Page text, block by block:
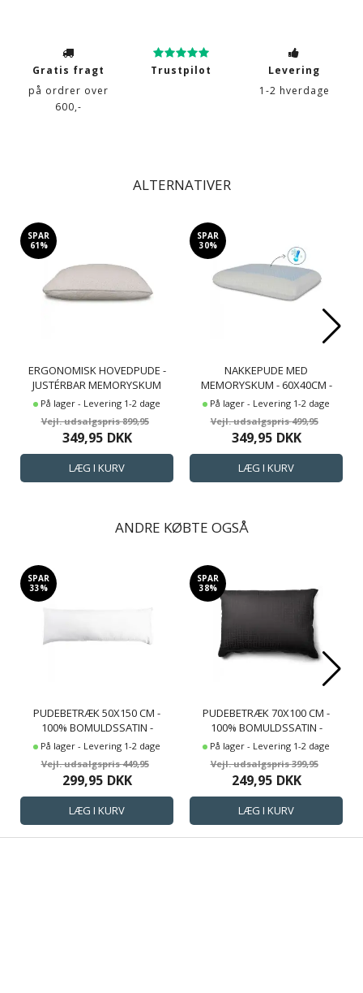
Gratis fragt
på ordrer over
600,-
Trustpilot
Levering
1-2 hverdage
ALTERNATIVER
SPAR
61%
ERGONOMISK HOVEDPUDE -
JUSTÉRBAR MEMORYSKUM
PUDE - NAKKEPUDE - ZEN SLEEP
På lager - Levering 1-2 dage
899,95
349,95 DKK
SPAR
30%
NAKKEPUDE MED
MEMORYSKUM - 60X40CM -
KØLENDE SKUMGEL -
TRYKAFLASTENDE HOVEDPUDE
På lager - Levering 1-2 dage
499,95
349,95 DKK
ANDRE KØBTE OGSÅ
SPAR
33%
PUDEBETRÆK 50X150 CM -
100% BOMULDSSATIN -
MULTIPUDE - KLASSISK HVIDE
På lager - Levering 1-2 dage
449,95
299,95 DKK
SPAR
38%
PUDEBETRÆK 70X100 CM -
100% BOMULDSSATIN -
GAVLPUDE - MØRKEGRÅT
JACQUARDVÆVET
På lager - Levering 1-2 dage
399,95
249,95 DKK